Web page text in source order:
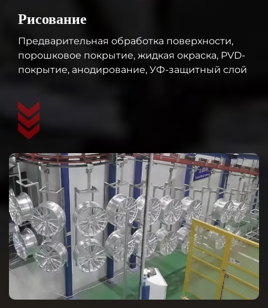
Рисование
Предварительная обработка поверхности,
порошковое покрытие, жидкая окраска, PVD-
покрытие, анодирование, УФ-защитный слой